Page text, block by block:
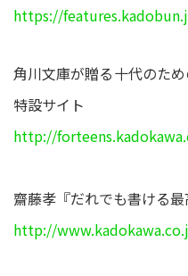
https://
角川文庫が贈る十代のた
特設サイト
http://
齋藤孝『だれでも書ける最
http://